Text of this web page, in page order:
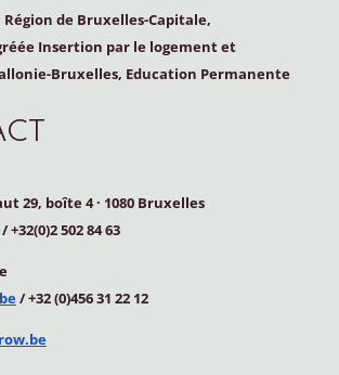
Région de Bruxelles-Capitale,
Insertion par le logement et
Bruxelles, Education Permanente
29, boîte 4· 1080 Bruxelles
+32(0)2 502 84 63
/ +32 (0)456 31 22 12